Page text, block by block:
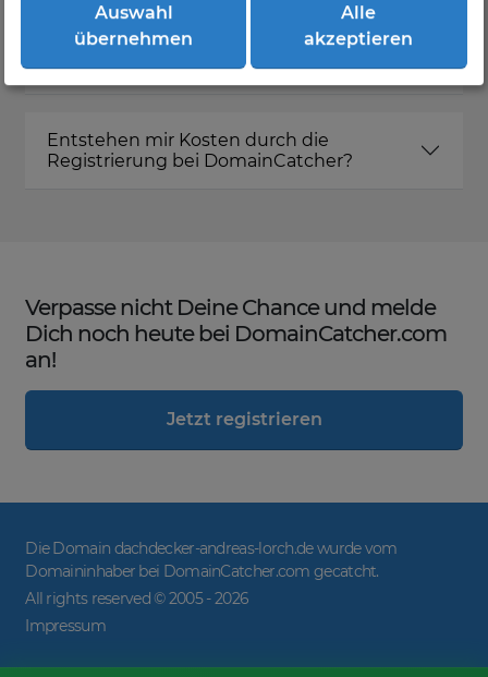
Was ist DomainCatcher?
Entstehen mir Kosten durch die
Registrierung bei DomainCatcher?
Verpasse nicht Deine Chance und melde
Dich noch heute bei DomainCatcher.com
an!
Jetzt registrieren
Die Domain dachdecker-andreas-lorch.de wurde vom
Domaininhaber bei DomainCatcher.com gecatcht.
All rights reserved © 2005 -2026
Impressum
Auswahl
übernehmen
Alle
akzeptieren